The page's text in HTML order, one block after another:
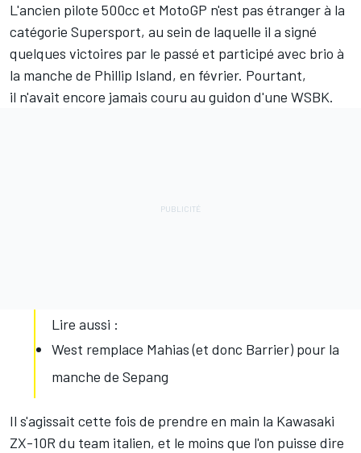
L'ancien pilote 500cc et MotoGP n'est pas étranger à la
catégorie Supersport, au sein de laquelle il a signé
quelques victoires par le passé et participé avec brio à
la manche de Phillip Island, en février. Pourtant,
il n'avait encore jamais couru au guidon d'une WSBK.
Lire aussi :
West remplace Mahias (et donc Barrier) pour la
manche de Sepang
Il s'agissait cette fois de prendre en main la Kawasaki
ZX-10R du team italien, et le moins que l'on puisse dire